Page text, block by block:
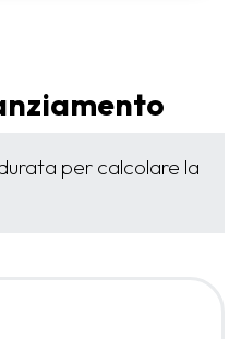
per calcolare la